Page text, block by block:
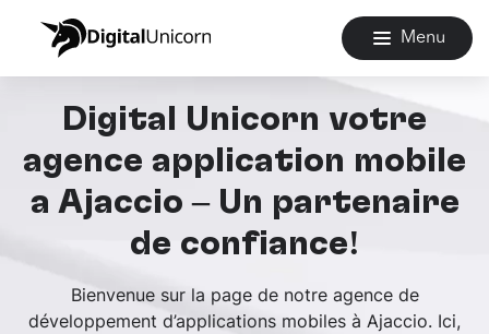
Menu
Digital Unicorn votre
agence application mobile
à Ajaccio – Un partenaire
de confiance!
Bienvenue sur la page de notre agence de
développement d’applications mobiles à Ajaccio. Ici,